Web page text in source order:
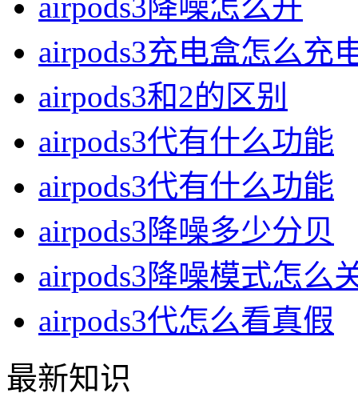
airpods3充电盒怎么充
airpods3和2的区别
airpods3代有什么功能
airpods3代有什么功能
airpods3降噪多少分贝
airpods3降噪模式怎么
airpods3代怎么看真假
最新知识